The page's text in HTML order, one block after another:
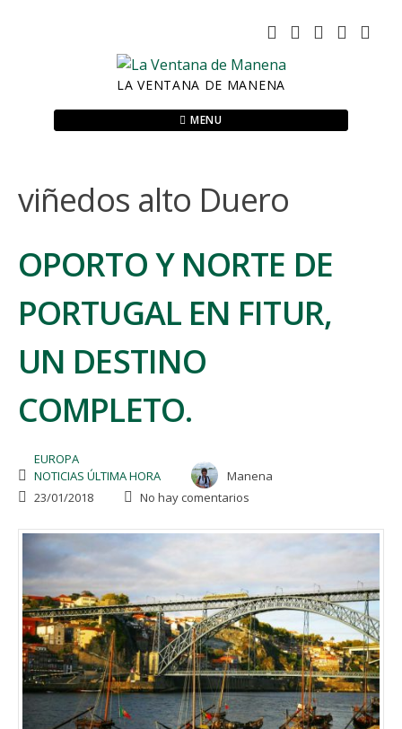
LA VENTANA DE MANENA
MENU
viñedos alto Duero
OPORTO Y NORTE DE
PORTUGAL EN FITUR,
UN DESTINO
COMPLETO.
EUROPA
NOTICIAS ÚLTIMA HORA
Manena
23/01/2018
No hay comentarios